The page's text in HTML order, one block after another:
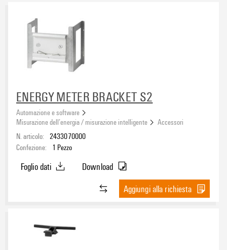
ENERGY METER BRACKET S2
Automazione e software
Misurazione dell’energia / misurazione intelligente
Accessori
N. articolo: 2433070000
Confezione:
1 Pezzo
Foglio dati
Download
Aggiungi alla richiesta